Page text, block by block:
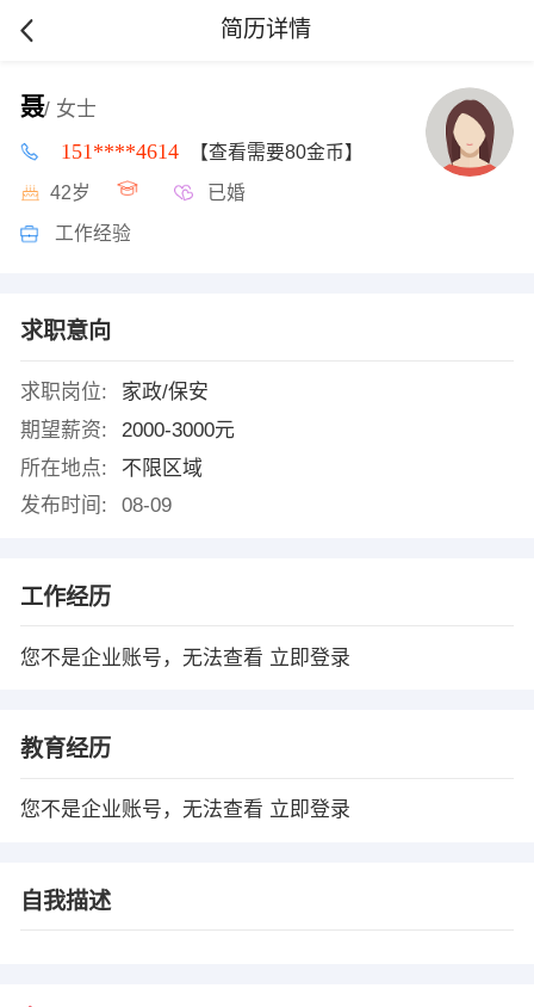
简历详情
聂/ 女士
151****4614 【查看需要80金币】
42岁 已婚
工作经验
求职意向
求职岗位:
家政/保安
期望薪资:
2000-3000元
所在地点:
不限区域
发布时间:
08-09
工作经历
您不是企业账号，无法查看 立即登录
教育经历
您不是企业账号，无法查看 立即登录
自我描述